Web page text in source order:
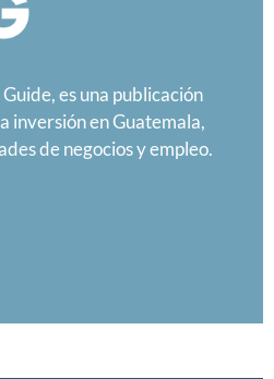
es una publicación
inversión en Guatemala,
de negocios y empleo.